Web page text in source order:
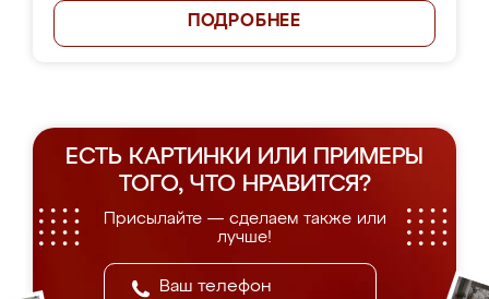
ПОДРОБНЕЕ
ЕСТЬ КАРТИНКИ ИЛИ ПРИМЕРЫ
ТОГО, ЧТО НРАВИТСЯ?
Присылайте — сделаем также или
лучше!